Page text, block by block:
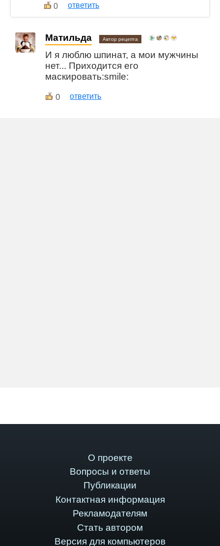
0 ответить
Матильда Автор рецепта
И я люблю шпинат, а мои мужчины
нет... Приходится его
маскировать:smile:
0 ответить
О проекте
Вопросы и ответы
Публикации
Контактная информация
Рекламодателям
Стать автором
Версия для компьютеров